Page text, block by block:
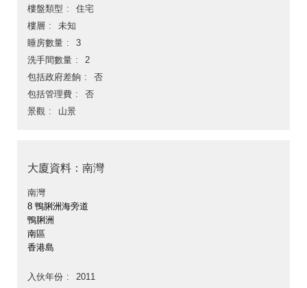
樓盤類型
住宅
樓層
未知
睡房數量
3
洗手間數量
2
包括政府差餉
否
包括管理費
否
景觀
山景
大廈資料：南灣
南灣
8 鴨脷洲海旁道
鴨脷洲
南區
香港島
入伙年份
2011